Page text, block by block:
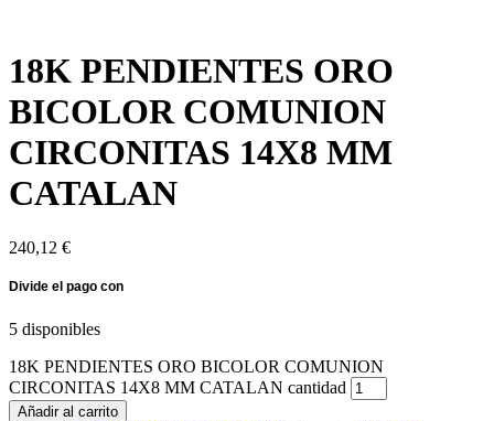
18K PENDIENTES ORO
BICOLOR COMUNION
CIRCONITAS 14X8 MM
CATALAN
240,12 €
5 disponibles
18K PENDIENTES ORO BICOLOR COMUNION
CIRCONITAS 14X8 MM CATALAN cantidad
Añadir al carrito